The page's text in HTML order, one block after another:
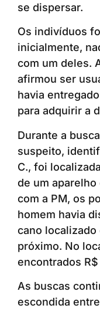
se dispersar.
Os indivíduos
inicialmente,
com um deles.
afirmou ser
havia
para adquirir a
Durante a
suspeito,
C., foi
de um
com a PM, os
homem havia
cano
próximo. No
encontrados
As buscas
escondida